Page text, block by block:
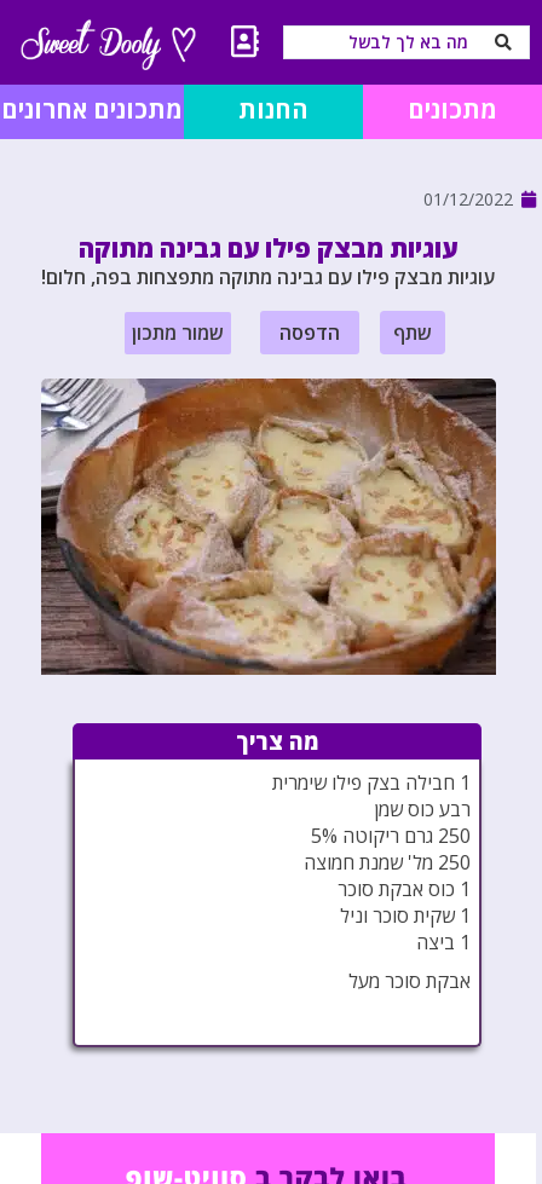
מתכונים החנות מתכונים אחרונים
01/12/2022
עוגיות מבצק פילו עם גבינה מתוקה
עוגיות מבצק פילו עם גבינה מתוקה מתפצחות בפה, חלום!
שתף הדפסה שמור מתכון
מה צריך
1 חבילה בצק פילו שימרית
רבע כוס שמן
250 גרם ריקוטה 5%
250 מל' שמנת חמוצה
1 כוס אבקת סוכר
1 שקית סוכר וניל
1 ביצה
אבקת סוכר מעל